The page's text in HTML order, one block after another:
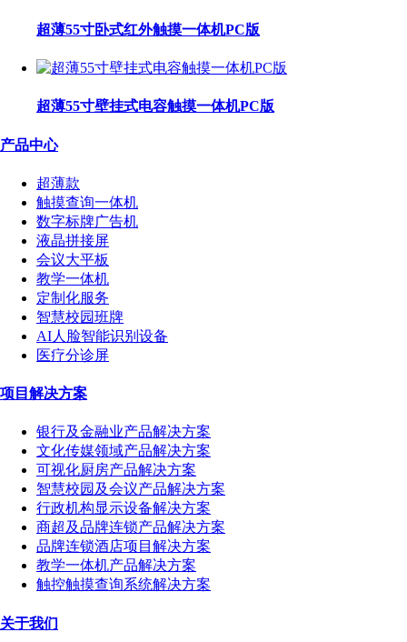
超薄55寸卧式红外触摸一体机PC版
超薄55寸壁挂式电容触摸一体机PC版
产品中心
超薄款
触摸查询一体机
数字标牌广告机
液晶拼接屏
会议大平板
教学一体机
定制化服务
智慧校园班牌
AI人脸智能识别设备
医疗分诊屏
项目解决方案
银行及金融业产品解决方案
文化传媒领域产品解决方案
可视化厨房产品解决方案
智慧校园及会议产品解决方案
行政机构显示设备解决方案
商超及品牌连锁产品解决方案
品牌连锁酒店项目解决方案
教学一体机产品解决方案
触控触摸查询系统解决方案
关于我们